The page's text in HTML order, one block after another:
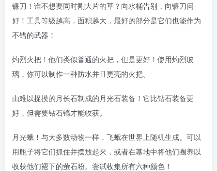
镰刀！谁不想要同时割大片的草？向水桶告别，向镰刀问
好！工具等级越高，面积越大，最好的部分是它们也能作为
不错的武器！
灼烈火把！他们类似普通的火把，但是更好！使用灼烈玻
璃，你可以制作一种防水并且更亮的火把。
由难以捉摸的月长石制成的月光石装备！它比钻石装备更
好，但需要钻石镐才能收获。
月光蛾！与大多数动物一样，飞蛾在世界上随机生成。可以
用瓶子将它们抓住并摆放起来，或者在基地中将他们圈养以
收获他们褪下的萤石粉。尝试收集所有六种颜色！